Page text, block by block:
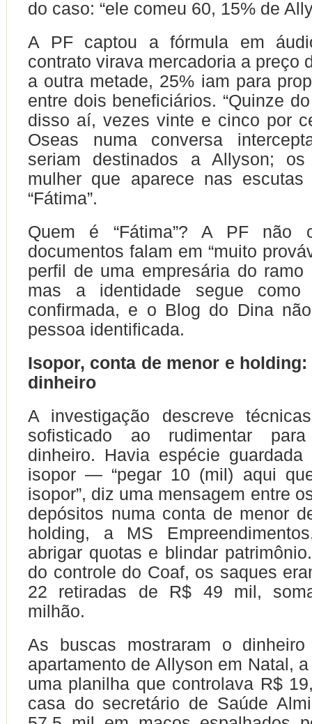
do caso: “ele comeu 60, 15% de
A PF captou a fórmula em
contrato virava mercadoria a preço
a outra metade, 25% iam para
entre dois beneficiários. “Quinze
disso aí, vezes vinte e cinco por
Oseas numa conversa
seriam destinados a Allyson;
mulher que aparece nas escutas
“Fátima”.
Quem é “Fátima”? A PF não
documentos falam em “muito
perfil de uma empresária do
mas a identidade segue como
confirmada, e o Blog do Dina
pessoa identificada.
Isopor, conta de menor e
dinheiro
A investigação descreve
sofisticado ao rudimentar
dinheiro. Havia espécie
isopor — “pegar 10 (mil) aqui
isopor”, diz uma mensagem entre
depósitos numa conta de menor
holding, a MS
abrigar quotas e blindar
do controle do Coaf, os saques
22 retiradas de R$ 49 mil,
milhão.
As buscas mostraram o
apartamento de Allyson em Natal,
uma planilha que controlava R$
casa do secretário de Saúde